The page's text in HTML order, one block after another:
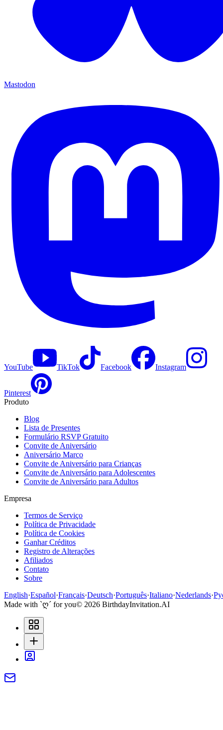
Mastodon
YouTube TikTok Facebook Instagram
Pinterest
Produto
Blog
Lista de Presentes
Formulário RSVP Gratuito
Convite de Aniversário
Aniversário Marco
Convite de Aniversário para Crianças
Convite de Aniversário para Adolescentes
Convite de Aniversário para Adultos
Empresa
Termos de Serviço
Política de Privacidade
Política de Cookies
Ganhar Créditos
Registro de Alterações
Afiliados
Contato
Sobre
English·Español·Français·Deutsch·Português·Italiano·Nederlands·
Made with `ღ´ for you© 2026 BirthdayInvitation.AI